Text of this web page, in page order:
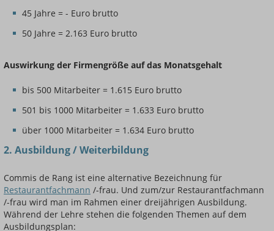
45 Jahre = - Euro brutto
50 Jahre = 2.163 Euro brutto
Auswirkung der Firmengröße auf das Monatsgehalt
bis 500 Mitarbeiter = 1.615 Euro brutto
501 bis 1000 Mitarbeiter = 1.633 Euro brutto
über 1000 Mitarbeiter = 1.634 Euro brutto
2. Ausbildung / Weiterbildung
Commis de Rang ist eine alternative Bezeichnung für
Restaurantfachmann /-frau. Und zum/zur Restaurantfachmann
/-frau wird man im Rahmen einer dreijährigen Ausbildung.
Während der Lehre stehen die folgenden Themen auf dem
Ausbildungsplan: